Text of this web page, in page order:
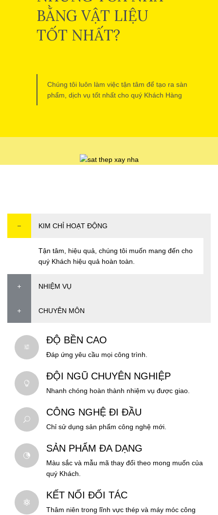
BẰNG VẬT LIỆU
TỐT NHẤT?
Chúng tôi luôn làm việc tận tâm để tạo ra sàn
phẩm, dịch vụ tốt nhất cho quý Khách Hàng
KIM CHỈ HOẠT ĐỘNG
Tận tâm, hiệu quả, chúng tôi muốn mang đến cho
quý Khách hiệu quả hoàn toàn.
NHIỆM VỤ
CHUYÊN MÔN
ĐỘ BỀN CAO
Đáp ứng yêu cầu mọi công trình.
ĐỘI NGŨ CHUYÊN NGHIỆP
Nhanh chóng hoàn thành nhiệm vụ được giao.
CÔNG NGHỆ ĐI ĐẦU
Chỉ sử dụng sản phẩm công nghệ mới.
SẢN PHẨM ĐA DẠNG
Màu sắc và mẫu mã thay đổi theo mong muốn của
quý Khách.
KẾT NỐI ĐỐI TÁC
Thâm niên trong lĩnh vực thép và máy móc công